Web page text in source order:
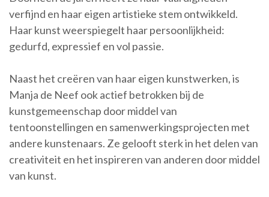
verfijnd en haar eigen artistieke stem ontwikkeld.
Haar kunst weerspiegelt haar persoonlijkheid:
gedurfd, expressief en vol passie.
Naast het creëren van haar eigen kunstwerken, is
Manja de Neef ook actief betrokken bij de
kunstgemeenschap door middel van
tentoonstellingen en samenwerkingsprojecten met
andere kunstenaars. Ze gelooft sterk in het delen van
creativiteit en het inspireren van anderen door middel
van kunst.